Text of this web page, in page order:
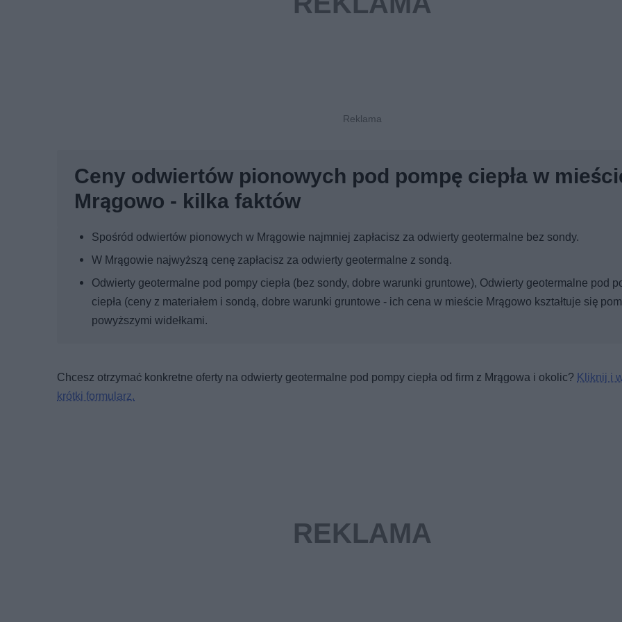
Ceny odwiertów pionowych pod pompę ciepła w
Mrągowo - kilka faktów
Spośród odwiertów pionowych w Mrągowie najmniej zapłacisz za odwierty geotermalne bez sondy.
W Mrągowie najwyższą cenę zapłacisz za odwierty geotermalne z sondą.
Odwierty geotermalne pod pompy ciepła (bez sondy, dobre warunki gruntowe), Odwierty geotermalne pod
ciepła (ceny z materiałem i sondą, dobre warunki gruntowe - ich cena w mieście Mrągowo kształtuje się
powyższymi widełkami.
Chcesz otrzymać konkretne oferty na odwierty geotermalne pod pompy ciepła od firm z Mrągowa i okolic? Kliknij i
krótki formularz.